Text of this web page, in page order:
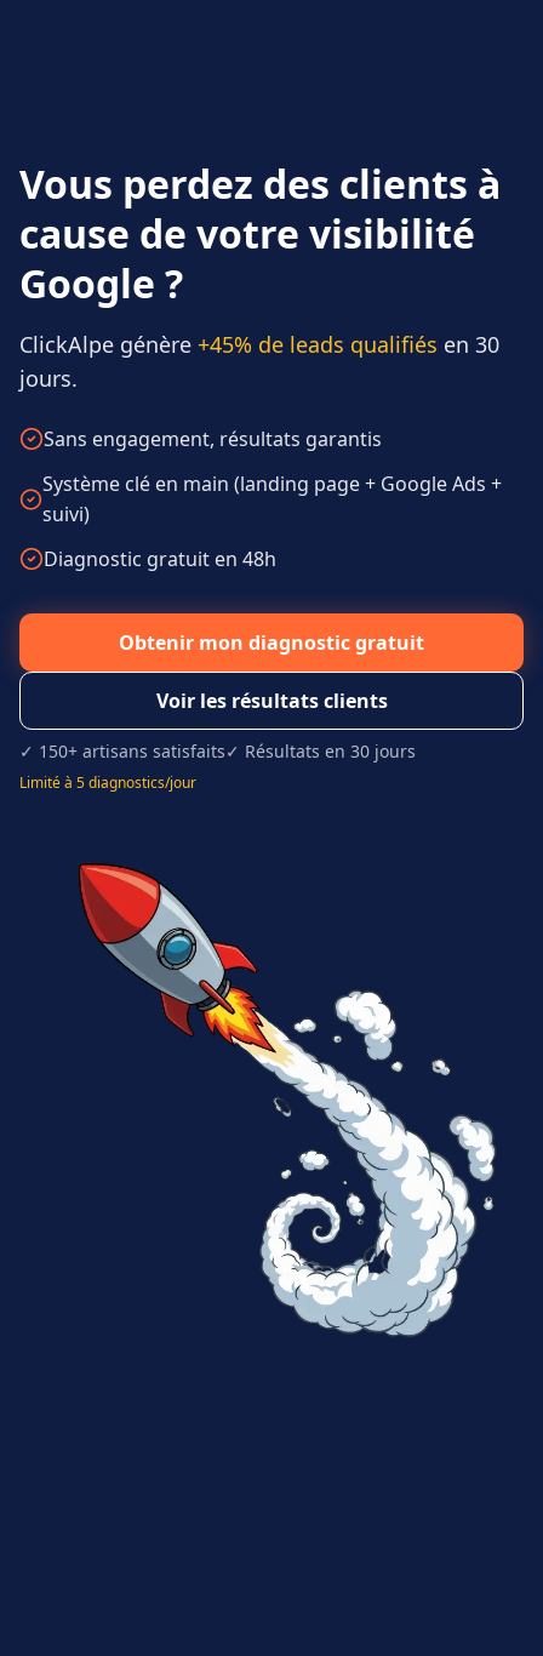
Vous perdez des clients à
cause de votre visibilité
Google ?
ClickAlpe génère +45% de leads qualifiés en 30
jours.
Sans engagement, résultats garantis
Système clé en main (landing page + Google Ads +
suivi)
Diagnostic gratuit en 48h
Obtenir mon diagnostic gratuit
Voir les résultats clients
✓ 150+ artisans satisfaits✓ Résultats en 30 jours
Limité à 5 diagnostics/jour